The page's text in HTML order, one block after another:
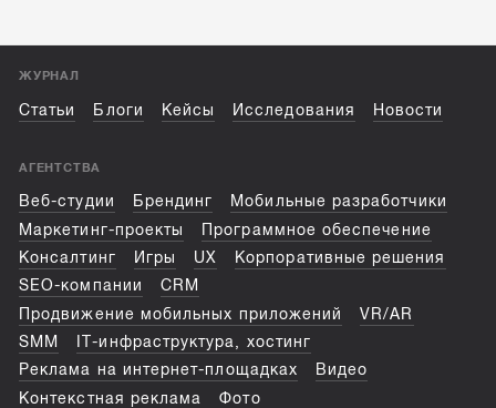
ЖУРНАЛ
Статьи Блоги Кейсы Исследования Новости
АГЕНТСТВА
Веб-студии Брендинг
Мобильные разработчики
Маркетинг-проекты
Программное обеспечение
Консалтинг
Игры UX
Корпоративные решения
SEO-компании
CRM
Продвижение мобильных приложений
VR/AR
SMM
IT-инфраструктура, хостинг
Реклама на интернет-площадках
Видео
Контекстная реклама
Фото